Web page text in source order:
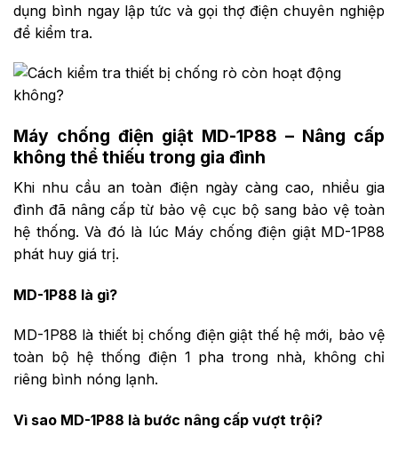
dụng bình ngay lập tức và gọi thợ điện chuyên nghiệp
để kiểm tra.
Máy chống điện giật MD-1P88 – Nâng cấp
không thể thiếu trong gia đình
Khi nhu cầu an toàn điện ngày càng cao, nhiều gia
đình đã nâng cấp từ bảo vệ cục bộ sang bảo vệ toàn
hệ thống. Và đó là lúc Máy chống điện giật MD-1P88
phát huy giá trị.
MD-1P88 là gì?
MD-1P88 là thiết bị chống điện giật thế hệ mới, bảo vệ
toàn bộ hệ thống điện 1 pha trong nhà, không chỉ
riêng bình nóng lạnh.
Vì sao MD-1P88 là bước nâng cấp vượt trội?